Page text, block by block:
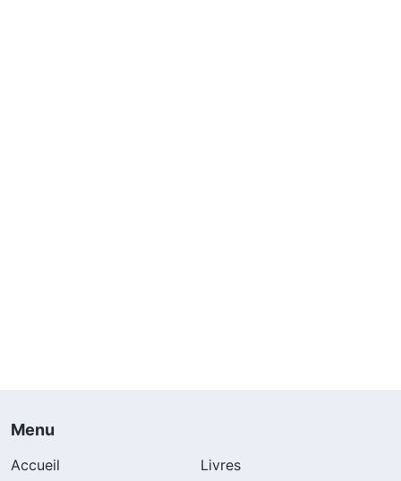
Menu
Accueil
Livres